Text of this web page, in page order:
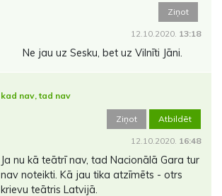
Ziņot
12.10.2020. 13:18
Ne jau uz Sesku, bet uz Vilnīti Jāni.
kad nav, tad nav
Ziņot Atbildēt
12.10.2020. 16:48
Ja nu kā teātrī nav, tad Nacionālā Gara tur
nav noteikti. Kā jau tika atzīmēts - otrs
krievu teātris Latvijā.